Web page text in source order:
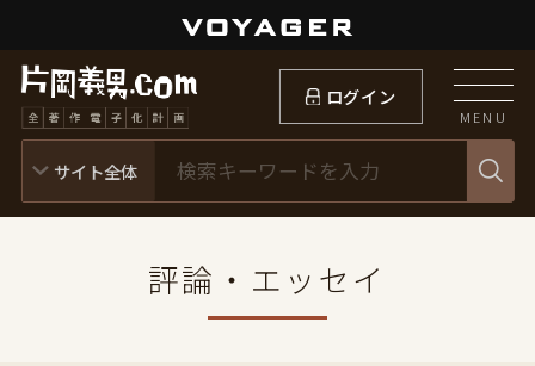
ログイン
MENU
評論・エッセイ